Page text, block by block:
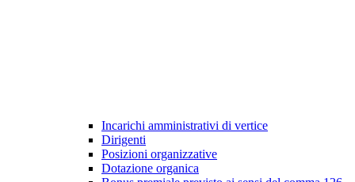
Incarichi amministrativi di vertice
Dirigenti
Posizioni organizzative
Dotazione organica